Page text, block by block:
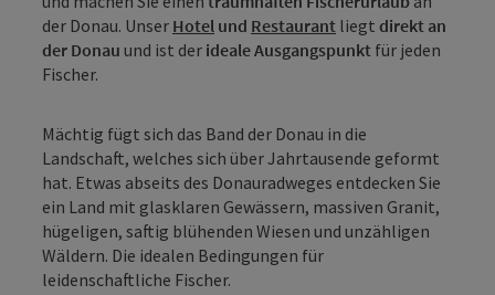
der Donau. Unser Hotel und Restaurant liegt direkt an
der Donau und ist der ideale Ausgangspunkt für jeden
Fischer.
Mächtig fügt sich das Band der Donau in die
Landschaft, welches sich über Jahrtausende geformt
hat. Etwas abseits des Donauradweges entdecken Sie
ein Land mit glasklaren Gewässern, massiven Granit,
hügeligen, saftig blühenden Wiesen und unzähligen
Wäldern. Die idealen Bedingungen für
leidenschaftliche Fischer.